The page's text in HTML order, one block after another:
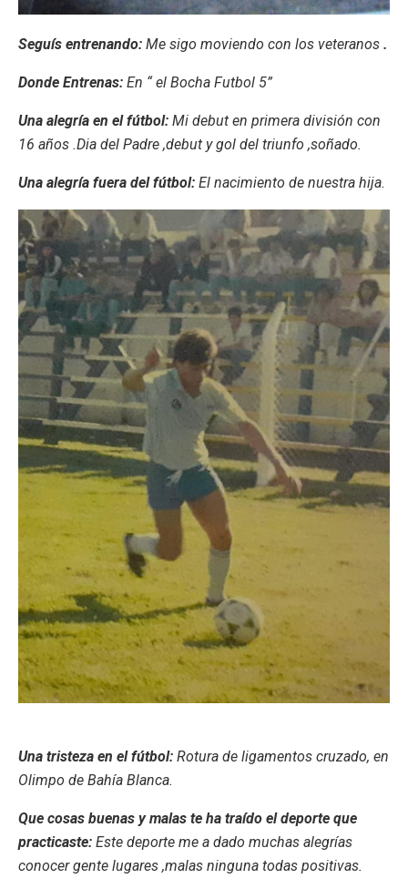
Seguís entrenando: Me sigo moviendo con los veteranos .
Donde Entrenas: En “ el Bocha Futbol 5”
Una alegría en el fútbol: Mi debut en primera división con
16 años .Dia del Padre ,debut y gol del triunfo ,soñado.
Una alegría fuera del fútbol: El nacimiento de nuestra hija.
Una tristeza en el fútbol: Rotura de ligamentos cruzado, en
Olimpo de Bahía Blanca.
Que cosas buenas y malas te ha traído el deporte que
practicaste: Este deporte me a dado muchas alegrías
conocer gente lugares ,malas ninguna todas positivas.